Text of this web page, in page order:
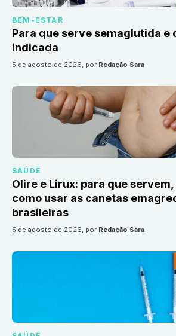
BEM-ESTAR
Para que serve semaglutida e
indicada
5 de agosto de 2026, por Redação Sara
SAÚDE
Olire e Lirux: para que
como usar as canetas
brasileiras
5 de agosto de 2026, por Redação Sara